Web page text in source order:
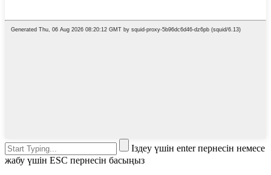
Іздеу үшін enter пернесін немесе
жабу үшін ESC пернесін басыңыз